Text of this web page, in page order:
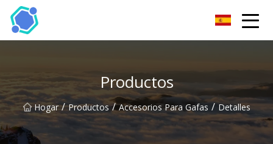
Productos
Hogar / Productos / Accesorios Para Gafas / Detalles